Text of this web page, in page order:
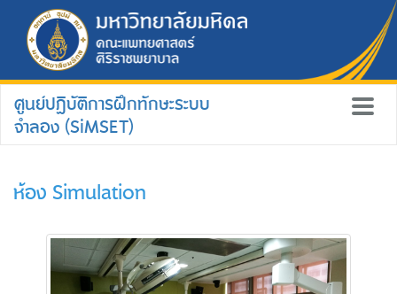
ศูนย์ปฏิบัติการฝึกทักษะระบบ
จำลอง (SiMSET)
ห้อง Simulation